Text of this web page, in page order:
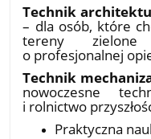
Technik
– dla osób, które
tereny
o profesjonalnej
Technik
nowoczesne
i rolnictwo
Praktyczna